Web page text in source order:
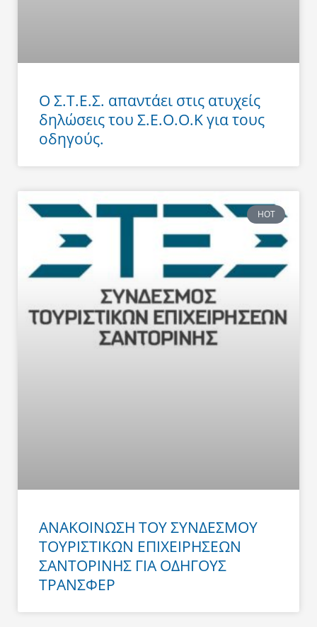
Ο Σ.Τ.Ε.Σ. απαντάει στις ατυχείς
δηλώσεις του Σ.Ε.Ο.Ο.Κ για τους
οδηγούς.
HOT
ΑΝΑΚΟΙΝΩΣΗ ΤΟΥ ΣΥΝΔΕΣΜΟΥ
ΤΟΥΡΙΣΤΙΚΩΝ ΕΠΙΧΕΙΡΗΣΕΩΝ
ΣΑΝΤΟΡΙΝΗΣ ΓΙΑ ΟΔΗΓΟΥΣ
ΤΡΑΝΣΦΕΡ